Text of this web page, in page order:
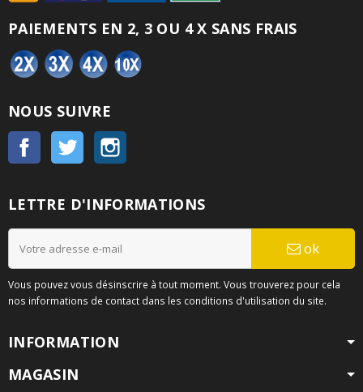
PAIEMENTS EN 2, 3 OU 4 X SANS FRAIS
NOUS SUIVRE
Facebook Twitter
LETTRE D'INFORMATIONS
ok
Vous pouvez vous désinscrire à tout moment. Vous trouverez pour cela
nos informations de contact dans les conditions d'utilisation du site.
INFORMATION
MAGASIN